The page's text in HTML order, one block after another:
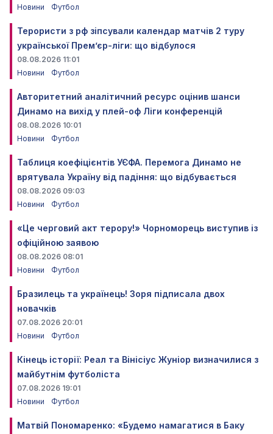
Новини Футбол
Терористи з рф зіпсували календар матчів 2 туру
української Прем’єр-ліги: що відбулося
08.08.2026 11:01
Новини
Футбол
Авторитетний аналітичний ресурс оцінив шанси
Динамо на вихід у плей-оф Ліги конференцій
08.08.2026 10:01
Новини
Футбол
Таблиця коефіцієнтів УЄФА. Перемога Динамо не
врятувала Україну від падіння: що відбувається
08.08.2026 09:03
Новини
Футбол
«Це черговий акт терору!» Чорноморець виступив із
офіційною заявою
08.08.2026 08:01
Новини
Футбол
Бразилець та українець! Зоря підписала двох
новачків
07.08.2026 20:01
Новини
Футбол
Кінець історії: Реал та Вінісіус Жуніор визначилися з
майбутнім футболіста
07.08.2026 19:01
Новини
Футбол
Матвій Пономаренко: «Будемо намагатися в Баку